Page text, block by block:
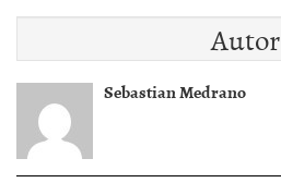
Autor
Sebastian Medrano